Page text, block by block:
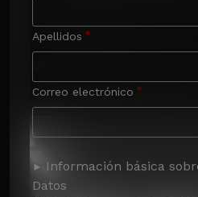
Apellidos
Correo electrónico
Información básica
Datos